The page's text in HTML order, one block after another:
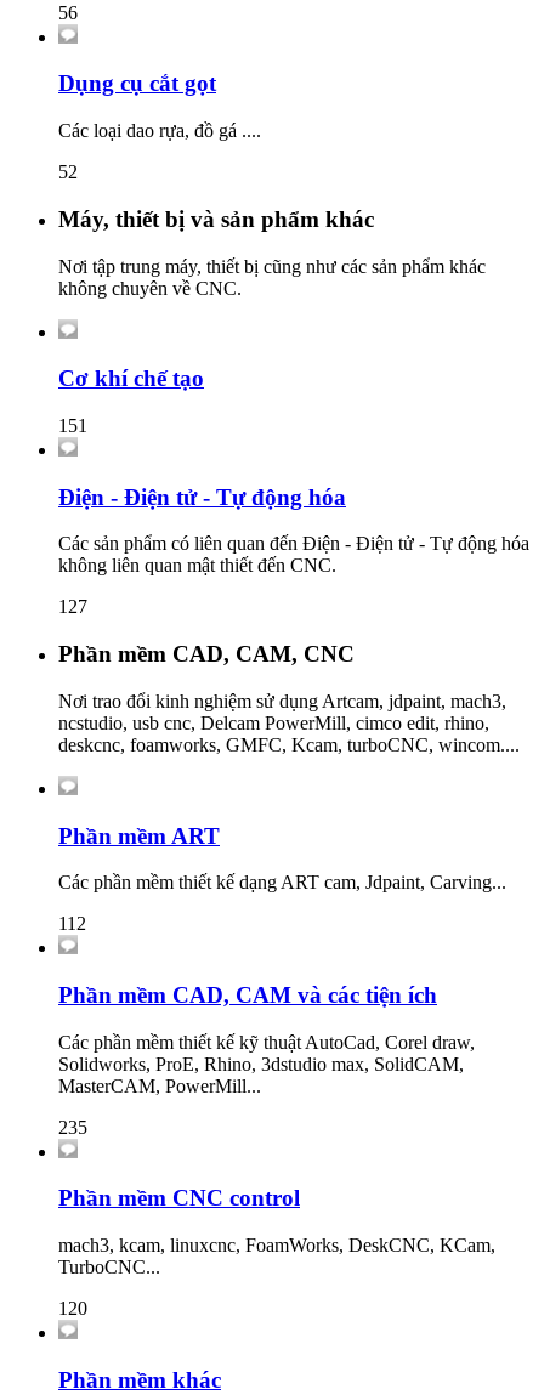
56
Dụng cụ cắt gọt
Các loại dao rựa, đồ gá ....
52
Máy, thiết bị và sản phẩm khác
Nơi tập trung máy, thiết bị cũng như các sản phẩm khác
không chuyên về CNC.
Cơ khí chế tạo
151
Điện - Điện tử - Tự động hóa
Các sản phẩm có liên quan đến Điện - Điện tử - Tự động hóa
không liên quan mật thiết đến CNC.
127
Phần mềm CAD, CAM, CNC
Nơi trao đổi kinh nghiệm sử dụng Artcam, jdpaint, mach3,
ncstudio, usb cnc, Delcam PowerMill, cimco edit, rhino,
deskcnc, foamworks, GMFC, Kcam, turboCNC, wincom....
Phần mềm ART
Các phần mềm thiết kế dạng ART cam, Jdpaint, Carving...
112
Phần mềm CAD, CAM và các tiện ích
Các phần mềm thiết kế kỹ thuật AutoCad, Corel draw,
Solidworks, ProE, Rhino, 3dstudio max, SolidCAM,
MasterCAM, PowerMill...
235
Phần mềm CNC control
mach3, kcam, linuxcnc, FoamWorks, DeskCNC, KCam,
TurboCNC...
120
Phần mềm khác